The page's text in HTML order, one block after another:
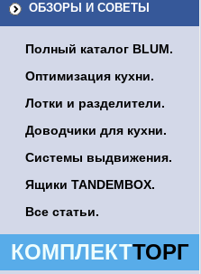
ОБЗОРЫ И СОВЕТЫ
Полный каталог BLUM.
Оптимизация кухни.
Лотки и разделители.
Доводчики для кухни.
Системы выдвижения.
Ящики TANDEMBOX.
Все статьи.
КОМПЛЕКТТОРГ